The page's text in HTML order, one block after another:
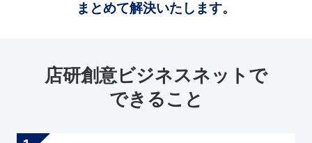
まとめて解決いたします。
店研創意ビジネスネットで
できること